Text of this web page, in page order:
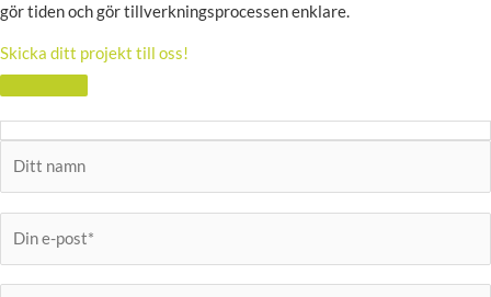
gör tiden och gör tillverkningsprocessen enklare.
Skicka ditt projekt till oss!